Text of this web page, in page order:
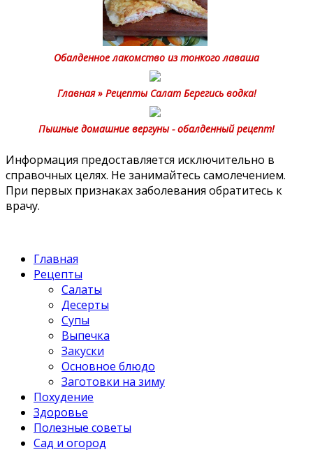
Обалденное лакомство из тонкого лаваша
Главная » Рецепты Салат Берегись водка!
Пышные домашние вергуны - обалденный рецепт!
Информация предоставляется исключительно в
справочных целях. Не занимайтесь самолечением.
При первых признаках заболевания обратитесь к
врачу.
Главная
Рецепты
Салаты
Десерты
Супы
Выпечка
Закуски
Основное блюдо
Заготовки на зиму
Похудение
Здоровье
Полезные советы
Сад и огород